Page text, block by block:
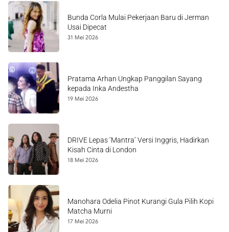
Bunda Corla Mulai Pekerjaan Baru di Jerman
Usai Dipecat
31 Mei 2026
Pratama Arhan Ungkap Panggilan Sayang
kepada Inka Andestha
19 Mei 2026
DRIVE Lepas ‘Mantra’ Versi Inggris, Hadirkan
Kisah Cinta di London
18 Mei 2026
Manohara Odelia Pinot Kurangi Gula Pilih Kopi
Matcha Murni
17 Mei 2026